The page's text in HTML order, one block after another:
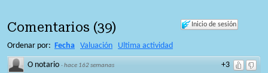
Inicio de sesión
Comentarios (39)
Ordenar por: Fecha Valuación Ultima actividad
+3
O notario ·hace 162 semanas